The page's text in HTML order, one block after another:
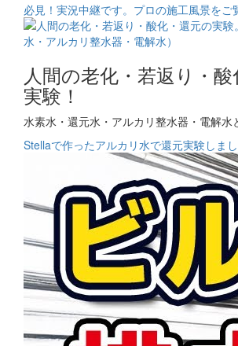
必見！実況中継です。プロの施工風景をご
人間の老化・若返り・
実験！
水素水・還元水・アルカリ整水器・電解水
Stellaで作ったアルカリ水で還元実験しまし